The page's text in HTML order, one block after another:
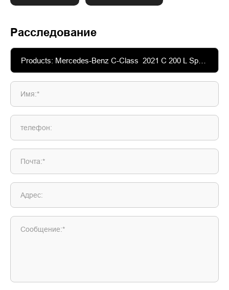
Расследование
Имя:*
телефон:
Почта:*
Адрес:
Сообщение:*